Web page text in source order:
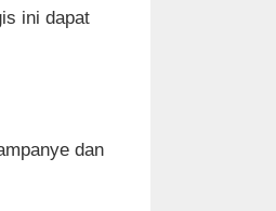
ini dapat
dan